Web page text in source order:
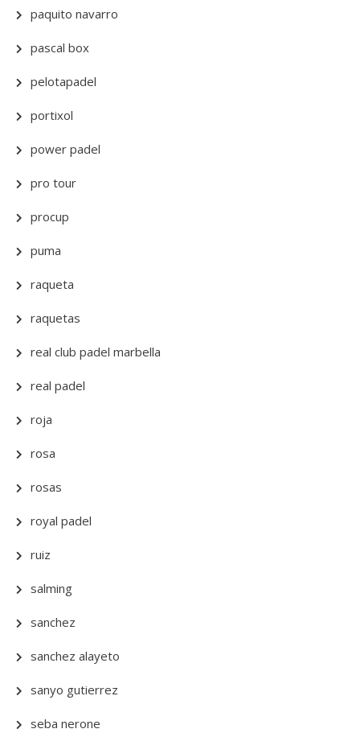
paquito navarro
pascal box
pelotapadel
portixol
power padel
pro tour
procup
puma
raqueta
raquetas
real club padel marbella
real padel
roja
rosa
rosas
royal padel
ruiz
salming
sanchez
sanchez alayeto
sanyo gutierrez
seba nerone